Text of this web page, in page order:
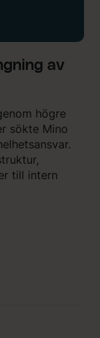
av
högre
sökte Mino
till intern